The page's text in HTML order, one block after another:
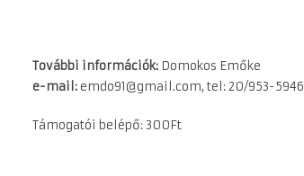
További információk: Domokos Emőke
e-mail: emdo91@gmail.com, tel: 20/953-5946
Támogatói belépő: 300Ft